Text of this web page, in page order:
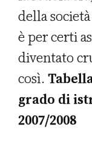
della
è per certi
diventato
così.
grado di
2007/2008